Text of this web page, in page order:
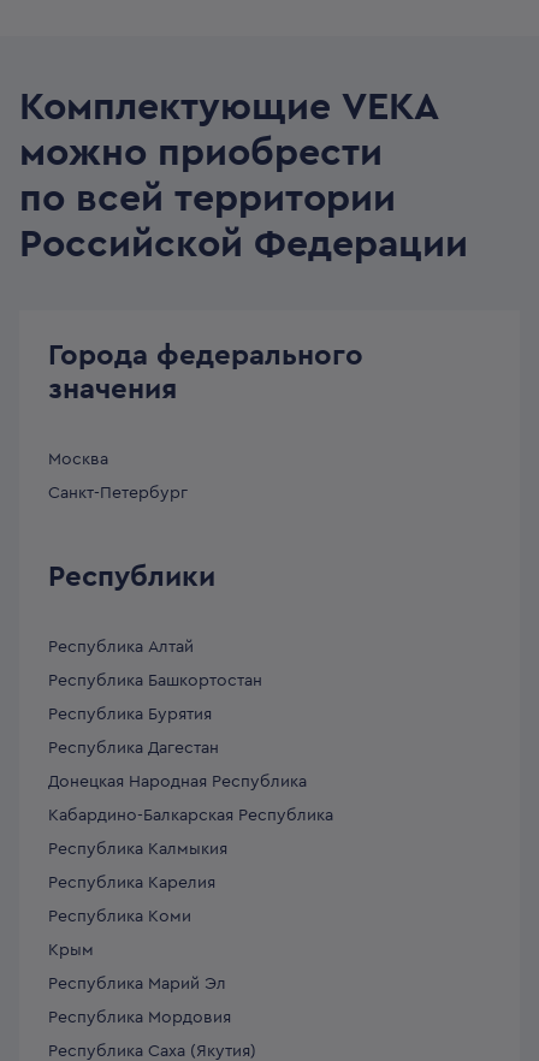
Комплектующие VEKA
можно приобрести
по всей территории
Российской Федерации
Города федерального
значения
Москва
Санкт-Петербург
Республики
Республика Алтай
Республика Башкортостан
Республика Бурятия
Республика Дагестан
Донецкая Народная Республика
Кабардино-Балкарская Республика
Республика Калмыкия
Республика Карелия
Республика Коми
Крым
Республика Марий Эл
Республика Мордовия
Республика Саха (Якутия)